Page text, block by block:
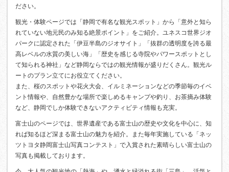
ださい。
観光・体験ページでは「静岡で有名な観光スポット」から「意外と知ら
れていない地元民のみ知る絶景ポイント」をご紹介。ユネスコ世界ジオ
パークに認定された「伊豆半島のジオサイト」「抜群の透明度を誇る最
高レベルの水質の美しい海」「歴史を感じる寺院やパワースポットとし
て知られる神社」など静岡ならではの観光情報が盛りだくさん。観光ル
ートのプラン立てにお役立てください。
また、桜のスポットや花火大会、イルミネーションなどの季節毎のイベ
ント情報や、自然豊かな場所で楽しめるキャンプや釣り、お茶摘み体験
など、静岡でしか体験できないアクティビティ情報も充実。
富士山のページでは、世界遺産である富士山の歴史や文化を中心に、知
れば知るほど深まる富士山の魅力を紹介。また毎年実施している「ネッ
ツトヨタ静岡富士山写真コンテスト」で入賞された素晴らしい富士山の
写真も掲載しております。